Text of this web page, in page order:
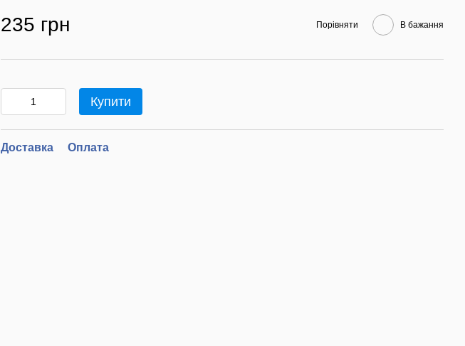
235 грн Порівняти В бажання
Купити
Доставка Оплата